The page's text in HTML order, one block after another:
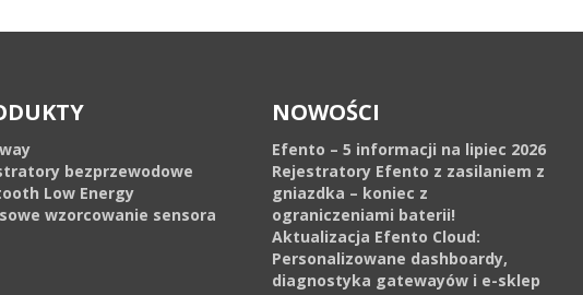
bezprzewodowe
Low Energy
wzorcowanie sensora
NOWOŚCI
Efento – 5 informacji na lipiec 2026
Rejestratory Efento z zasilaniem z
gniazdka – koniec z
ograniczeniami baterii!
Aktualizacja Efento Cloud:
Personalizowane dashboardy,
diagnostyka gatewayów i e-sklep